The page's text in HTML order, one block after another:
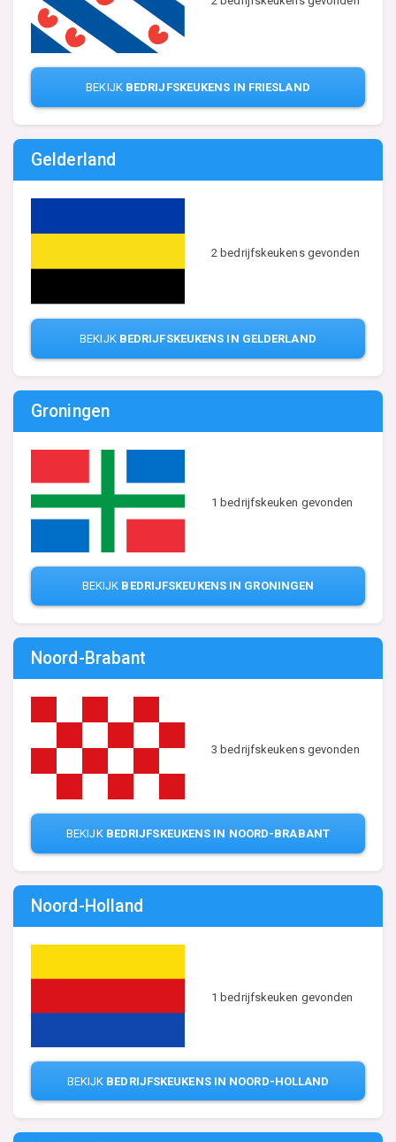
BEKIJK BEDRIJFSKEUKENS IN FRIESLAND
Gelderland
2 bedrijfskeukens gevonden
BEKIJK BEDRIJFSKEUKENS IN GELDERLAND
Groningen
1 bedrijfskeuken gevonden
BEKIJK BEDRIJFSKEUKENS IN GRONINGEN
Noord-Brabant
3 bedrijfskeukens gevonden
BEKIJK BEDRIJFSKEUKENS IN NOORD-BRABANT
Noord-Holland
1 bedrijfskeuken gevonden
BEKIJK BEDRIJFSKEUKENS IN NOORD-HOLLAND